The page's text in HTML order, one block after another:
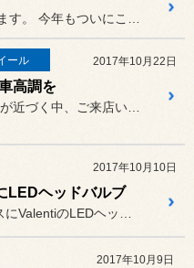
ール 2017年10月22日
高調を
2017年10月10日
LEDヘッドバルブ
2017年10月9日